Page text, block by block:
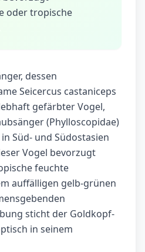
oder tropische
dessen
Seicercus castaniceps
gefärbter Vogel,
(Phylloscopidae)
Süd- und Südostasien
Vogel bevorzugt
feuchte
auffälligen gelb-grünen
sticht der Goldkopf-
in seinem